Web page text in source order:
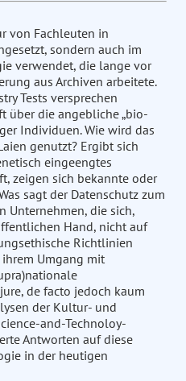
von Fachleuten in
sondern auch im
verwendet, die lange vor
aus Archiven arbeitete.
Tests versprechen
über die angebliche „bio-
Individuen. Wie wird das
genutzt? Ergibt sich
eingeengtes
zeigen sich bekannte oder
sagt der Datenschutz zum
Unternehmen, die sich,
Hand, nicht auf
Richtlinien
Umgang mit
de facto jedoch kaum
der Kultur- und
and-Technoloy-
Antworten auf diese
in der heutigen